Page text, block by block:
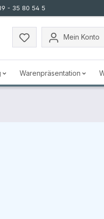
- 35 80 54 5
Mein Konto
Warenpräsentation